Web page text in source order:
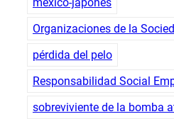
Organizaciones de la
pérdida del pelo
Responsabilidad Social
sobreviviente de la bomba